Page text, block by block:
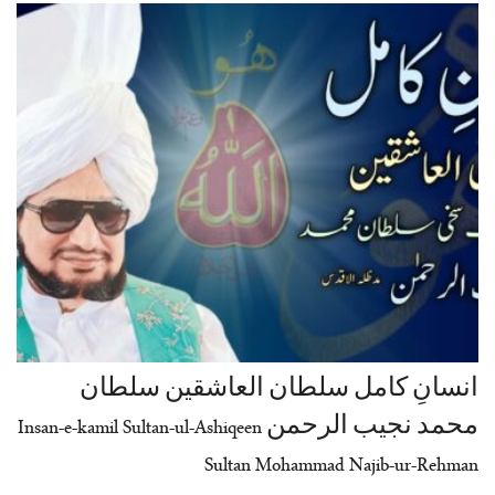
انسانِ کامل سلطان العاشقین سلطان
محمد نجیب الرحمن Insan-e-kamil Sultan-ul-Ashiqeen
Sultan Mohammad Najib-ur-Rehman